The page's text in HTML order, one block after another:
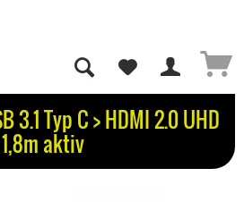
3.1 Typ C > HDMI 2.0 UHD
1,8m aktiv